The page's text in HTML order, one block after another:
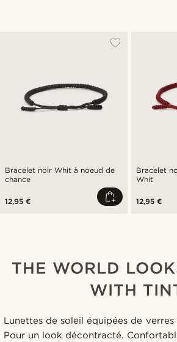
Bracelet noir Whit à noeud de
chance
12,95 €
Bracelet
Whit
12,95 €
THE WORLD
WITH
Lunettes de soleil équipées de
Pour un look décontracté.